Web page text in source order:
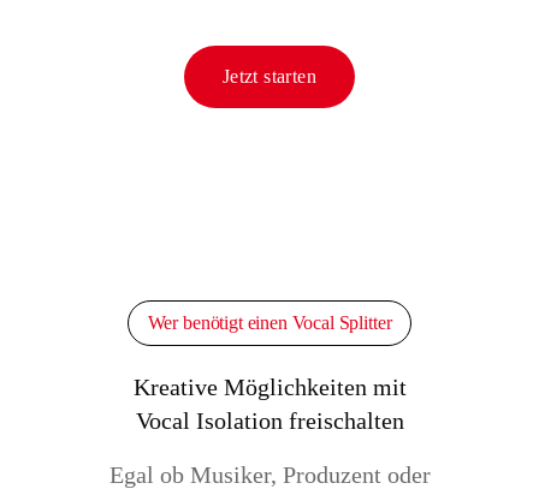
Jetzt starten
Wer benötigt einen Vocal Splitter
Kreative Möglichkeiten mit
Vocal Isolation freischalten
Egal ob Musiker, Produzent oder